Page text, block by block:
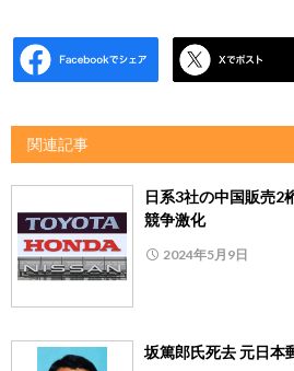
関連記事
日系3社の中国販売2
競争激化
2024年5月9日
坂篤郎氏死去 元日本